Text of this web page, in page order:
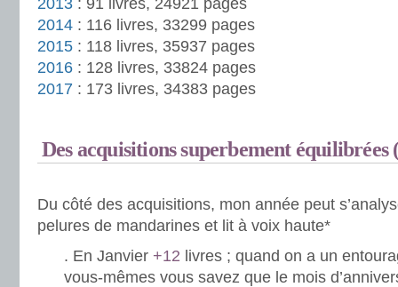
2013 : 91 livres, 24921 pages
2014 : 116 livres, 33299 pages
2015 : 118 livres, 35937 pages
2016 : 128 livres, 33824 pages
2017 : 173 livres, 34383 pages
Des acquisitions superbement équilibrées
Du côté des acquisitions, mon année peut
pelures de mandarines et lit à voix haute*
. En Janvier +12 livres ; quand on a un
vous-mêmes vous savez que le mois